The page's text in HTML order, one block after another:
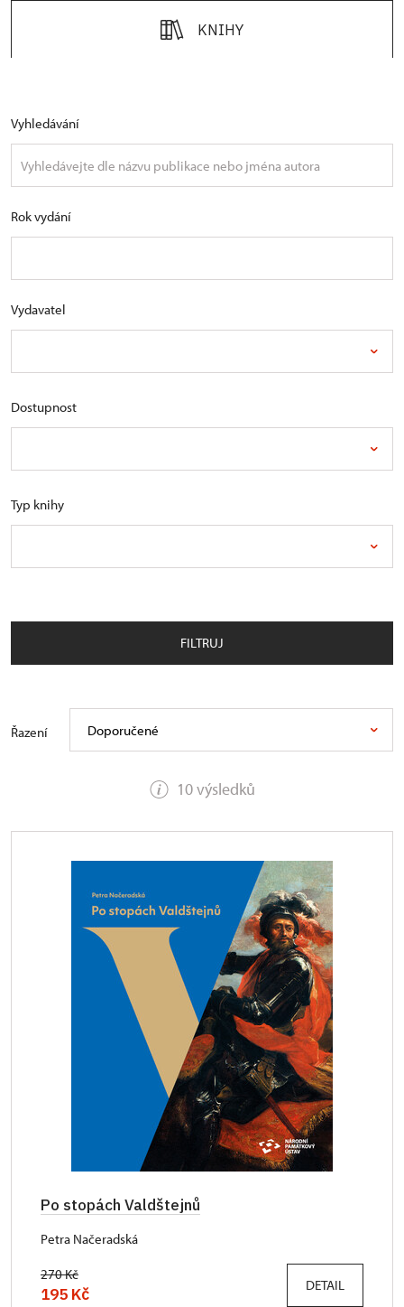
KNIHY
Vyhledávání
Rok vydání
Vydavatel
Dostupnost
Typ knihy
FILTRUJ
10 výsledků
Řazení Doporučené
Po stopách Valdštejnů
Petra Načeradská
270 Kč
195 Kč DETAIL